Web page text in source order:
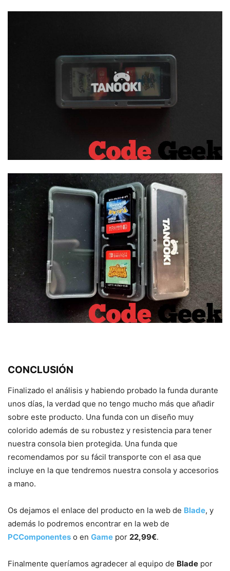
CONCLUSIÓN
Finalizado el análisis y habiendo probado la funda durante
unos días, la verdad que no tengo mucho más que añadir
sobre este producto. Una funda con un diseño muy
colorido además de su robustez y resistencia para tener
nuestra consola bien protegida. Una funda que
recomendamos por su fácil transporte con el asa que
incluye en la que tendremos nuestra consola y accesorios
a mano.
Os dejamos el enlace del producto en la web de Blade, y
además lo podremos encontrar en la web de
PCComponentes o en Game por 22,99€.
Finalmente queríamos agradecer al equipo de Blade por